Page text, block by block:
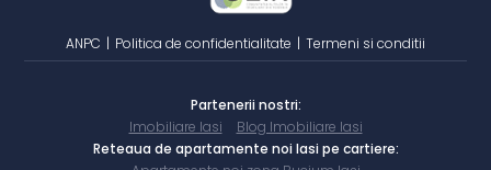
ANPC | Politica de confidentialitate | Termeni si conditii
Partenerii nostri:
Imobiliare Iasi
Blog Imobiliare Iasi
Reteaua de apartamente noi Iasi pe cartiere: